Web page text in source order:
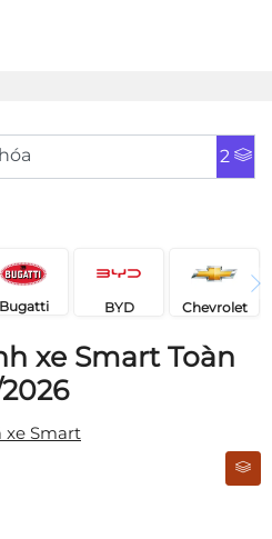
2
Bugatti BYD Chevrolet
xe Smart Toàn
xe Smart